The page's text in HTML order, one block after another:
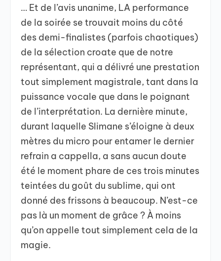
… Et de l’avis unanime, LA performance
de la soirée se trouvait moins du côté
des demi-finalistes (parfois chaotiques)
de la sélection croate que de notre
représentant, qui a délivré une prestation
tout simplement magistrale, tant dans la
puissance vocale que dans le poignant
de l’interprétation. La dernière minute,
durant laquelle Slimane s’éloigne à deux
mètres du micro pour entamer le dernier
refrain a cappella, a sans aucun doute
été le moment phare de ces trois minutes
teintées du goût du sublime, qui ont
donné des frissons à beaucoup. N’est-ce
pas là un moment de grâce ? À moins
qu’on appelle tout simplement cela de la
magie.